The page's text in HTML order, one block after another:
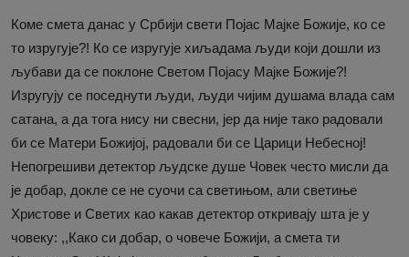
Коме смета данас у Србији свети Појас Мајке Божије, ко се
то изругује?! Ко се изругује хиљадама људи који дошли из
љубави да се поклоне Светом Појасу Мајке Божије?!
Изругују се поседнути људи, људи чијим душама влада сам
сатана, а да тога нису ни свесни, јер да није тако радовали
би се Матери Божијој, радовали би се Царици Небесној!
Непогрешиви детектор људске душе Човек често мисли да
је добар, докле се не суочи са светињом, али светиње
Христове и Светих као какав детектор откривају шта је у
човеку: ,,Како си добар, о човече Божији, а смета ти